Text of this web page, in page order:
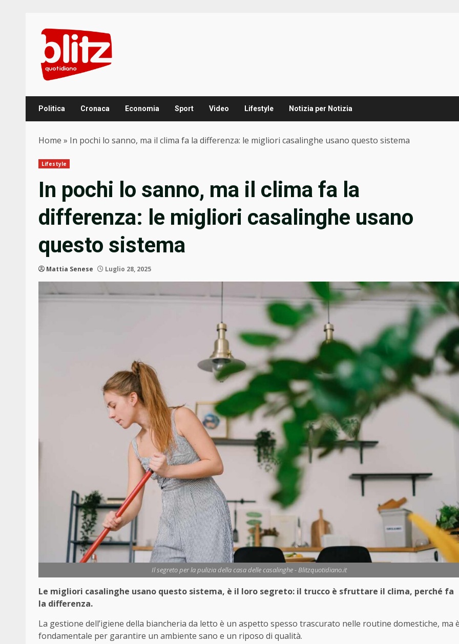
content
Politica Cronaca Economia Sport Video Lifestyle Notizia per Notizia
Home » In pochi lo sanno, ma il clima fa la differenza: le migliori casalinghe usano questo sistema
Lifestyle
In pochi lo sanno, ma il clima fa la
differenza: le migliori casalinghe usano
questo sistema
Mattia Senese Luglio 28, 2025
Il segreto per la pulizia della casa delle casalinghe - Blitzquotidiano.it
Le migliori casalinghe usano questo sistema, è il loro segreto: il trucco è sfruttare il clima, perché fa
la differenza.
La gestione dell’igiene della biancheria da letto è un aspetto spesso trascurato nelle routine domestiche, ma
fondamentale per garantire un ambiente sano e un riposo di qualità.